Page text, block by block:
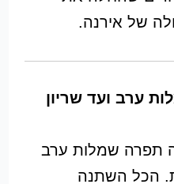
של אירנה.
ערב ועד שריון
תפרה שמלות ערב
הכל השתנה